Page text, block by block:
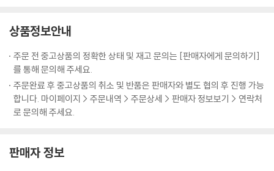
저마다 가장 뛰어난 재능을 찾아 발휘한다
일마다 그 특성에 따른 적임자가 따로 있다
그릇이 크면 다 품어 안을 수 있다
생각난 날이 바로 길일이다
태산이 무너져도 낯빛 하나 바뀌지 않는다
세치 혀로 백만 대군을 제압하다
부정한 짓은 반드시 패가망신으로 돌아온다
멀리 있는 물로는 발등의 불을 끄지 못한다
莊子도 우화에서 도척을 통해 미생을 비판하고 있다. “이런 인간들은 책
는 돼지, 깡통을 손에 든 비렁뱅이와 같이 쓸데없는 명목名目에 구애되어
하나밖에 없는 목숨을 아끼지 않는 자들로 진정한 삶의 길을 모르는 패거
리일 뿐이다.”
소진이나 도척의 말도 일리는 있다. 그러나 산업사회가 진행되면서 우리
사회는 너무도 많이 변해가고 있다. 비록 융통성과는 담을 쌓았더라도 약
현실에서는 신의信義가 헌신짝 취급을 당하기 있기 때문이다. 신의를 최
할 수 있다고 강조하고 있는 것이다.
그런 점에서 근간의 주입식교육, 왜곡된 역사관, 천박한 이념과 사상을 바
라보는 그의 눈에는 미래의 개인이나 국가 모두가 파멸에 이르게 될 지도
모른다는 안타까움이 비쳐지고 있는 듯하다. 그런 안타까움에서 쓰여 진
이 책은 대학의 교양교과서로도 활용할 수 있고, 중고등학생들이 편하게
접근할 수 있도록 눈높이를 조절하여, 누구나 난해한 고전을 가까이 할 수
다양한 모델을 제시하면서 이를 위한 지혜와 어려운 고비를 넘기는데 필요
상품정보안내
주문 전 중고상품의 정확한 상태 및 재고 문의는 [판매자에게 문의하기]
를 통해 문의해 주세요.
주문완료 후 중고상품의 취소 및 반품은 판매자와 별도 협의 후 진행 가능
합니다. 마이페이지 > 주문내역 > 주문상세 > 판매자 정보보기 > 연락처
로 문의해 주세요.
판매자 정보